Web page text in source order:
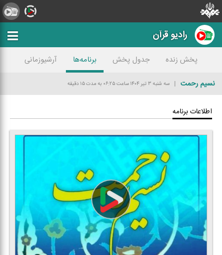
رادیو قرآن
پخش زنده جدول پخش برنامه‌ها
آرشیوزمانی
نسیم رحمت
سه شنبه ۳ تیر ۱۴۰۴ ساعت ۰۶:۲۵ به مدت ۱۵ دقیقه
اطلاعات برنامه